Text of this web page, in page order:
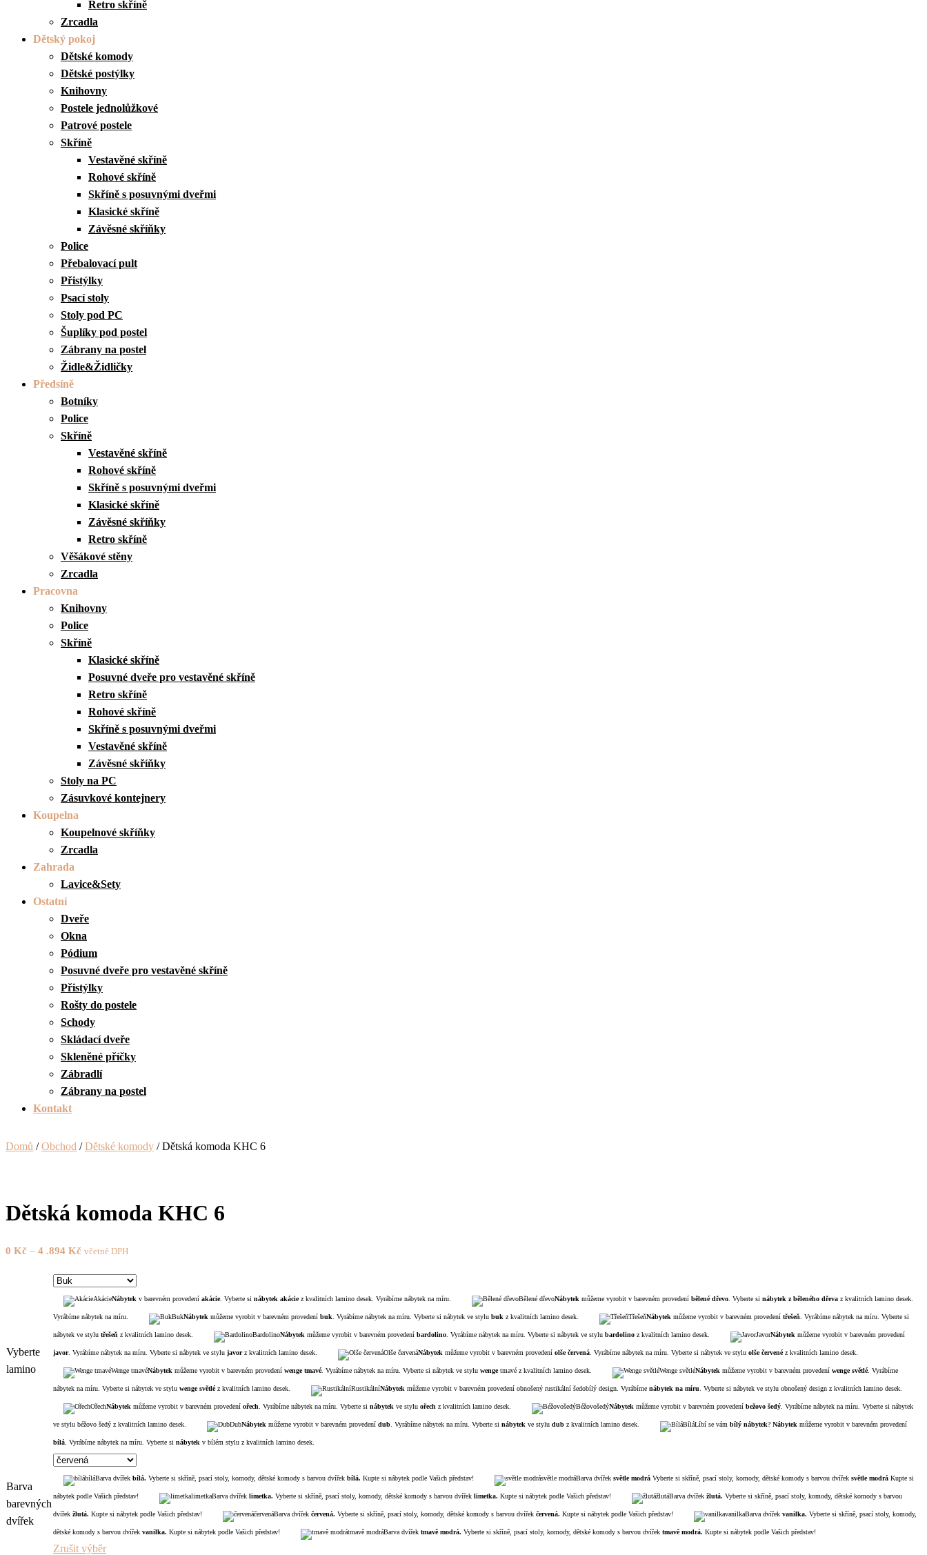
Retro skříně
Zrcadla
Dětský pokoj
Dětské komody
Dětské postýlky
Knihovny
Postele jednolůžkové
Patrové postele
Skříně
Vestavěné skříně
Rohové skříně
Skříně s posuvnými dveřmi
Klasické skříně
Závěsné skříňky
Police
Přebalovací pult
Přistýlky
Psací stoly
Stoly pod PC
Šuplíky pod postel
Zábrany na postel
Židle&Židličky
Předsíně
Botníky
Police
Skříně
Vestavěné skříně
Rohové skříně
Skříně s posuvnými dveřmi
Klasické skříně
Závěsné skříňky
Retro skříně
Věšákové stěny
Zrcadla
Pracovna
Knihovny
Police
Skříně
Klasické skříně
Posuvné dveře pro vestavěné skříně
Retro skříně
Rohové skříně
Skříně s posuvnými dveřmi
Vestavěné skříně
Závěsné skříňky
Stoly na PC
Zásuvkové kontejnery
Koupelna
Koupelnové skříňky
Zrcadla
Zahrada
Lavice&Sety
Ostatní
Dveře
Okna
Pódium
Posuvné dveře pro vestavěné skříně
Přistýlky
Rošty do postele
Schody
Skládací dveře
Skleněné příčky
Zábradlí
Zábrany na postel
Kontakt
Domů /Obchod /Dětské komody / Dětská komoda KHC 6
Dětská komoda KHC 6
0 Kč – 4 .894 Kč včetně DPH
Vyberte
lamino
AkácieNábytek v barevném provedení akácie. Vyberte si nábytek akáciez kvalitních lamino desek. Vyrábíme nábytek na míru. Bělené dřevoNábytek můžeme vyrobit v barevném provedení bělené dřevo. Vyberte si nábytek z běleného dřeva z kvalitních lamino desek.
Vyrábíme nábytek na míru. BukNábytek můžeme vyrobit v barevném provedení buk. Vyrábíme nábytek na míru. Vyberte si nábytek ve stylu buk z kvalitních lamino desek. TřešeňNábytek můžeme vyrobit v barevném provedení třešeň. Vyrábíme nábytek na míru. Vyberte si
nábytek ve stylu třešeň z kvalitních lamino desek. BardolinoNábytek můžeme vyrobit v barevném provedení bardolino. Vyrábíme nábytek na míru. Vyberte si nábytek ve stylu bardolino z kvalitních lamino desek. JavorNábytek můžeme vyrobit v barevném provedení
javor. Vyrábíme nábytek na míru. Vyberte si nábytek ve stylu javorz kvalitních lamino desek. Olše červenáNábytek můžeme vyrobit v barevném provedení olše červená. Vyrábíme nábytek na míru. Vyberte si nábytek ve stylu olše červenéz kvalitních lamino desek.
Wenge tmavéNábytek můžeme vyrobit v barevném provedení wenge tmavé. Vyrábíme nábytek na míru. Vyberte si nábytek ve stylu wengetmavé z kvalitních lamino desek. Wenge světléNábytek můžeme vyrobit v barevném provedení wenge světlé. Vyrábíme
nábytek na míru. Vyberte si nábytek ve stylu wenge světléz kvalitních lamino desek. RustikálníNábytek můžeme vyrobit v barevném provedení obnošený rustikální šedobílý design. Vyrábíme nábytek na míru. Vyberte si nábytek ve stylu obnošený design z kvalitních lamino desek.
OřechNábytek můžeme vyrobit v barevném provedení ořech. Vyrábíme nábytek na míru. Vyberte si nábytek ve stylu ořech z kvalitních lamino desek. BéžovošedýNábytek můžeme vyrobit v barevném provedení bežovo šedý. Vyrábíme nábytek na míru. Vyberte si nábytek
ve stylu béžovo šedý z kvalitních lamino desek. DubNábytek můžeme vyrobit v barevném provedení dub. Vyrábíme nábytek na míru. Vyberte si nábytek ve stylu dub z kvalitních lamino desek. BíláLíbí se vám bílý nábytek? Nábytek můžeme vyrobit v barevném provedení
bílá. Vyrábíme nábytek na míru. Vyberte si nábytek v bílém stylu z kvalitních lamino desek.
Barva
barevných
dvířek
bíláBarva dvířek bílá. Vyberte si skříně, psací stoly, komody, dětské komody s barvou dvířek bílá. Kupte si nábytek podle Vašich představ! světle modráBarva dvířek světlemodrá Vyberte si skříně, psací stoly, komody, dětské komody s barvou dvířek světlemodrá Kupte si
nábytek podle Vašich představ! limetkaBarva dvířek limetka. Vyberte si skříně, psací stoly, komody, dětské komody s barvou dvířek limetka. Kupte si nábytek podle Vašich představ! žlutáBarva dvířek žlutá. Vyberte si skříně, psací stoly, komody, dětské komody s barvou
dvířek žlutá. Kupte si nábytek podle Vašich představ! červenáBarva dvířek červená. Vyberte si skříně, psací stoly, komody, dětské komody s barvou dvířek červená. Kupte si nábytek podle Vašich představ! vanilkaBarva dvířek vanilka. Vyberte si skříně, psací stoly, komody,
dětské komody s barvou dvířek vanilka. Kupte si nábytek podle Vašich představ! tmavě modráBarva dvířek tmavěmodrá. Vyberte si skříně, psací stoly, komody, dětské komody s barvou dvířek tmavěmodrá. Kupte si nábytek podle Vašich představ!
Zrušit výběr